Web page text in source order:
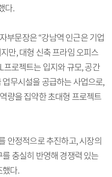
다.
부문장은 “강남역 인근은 기업
만, 대형 신축 프라임 오피스
프로젝트는 입지와 규모, 공간
무시설을 공급하는 사업으로,
량을 집약한 초대형 프로젝트
안정적으로 추진하고, 시장의
충실히 반영해 경쟁력 있는
했다.